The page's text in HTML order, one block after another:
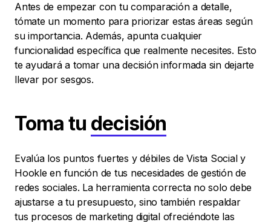
Antes de empezar con tu comparación a detalle,
tómate un momento para priorizar estas áreas según
su importancia. Además, apunta cualquier
funcionalidad específica que realmente necesites. Esto
te ayudará a tomar una decisión informada sin dejarte
llevar por sesgos.
Toma tu decisión
Evalúa los puntos fuertes y débiles de Vista Social y
Hookle en función de tus necesidades de gestión de
redes sociales. La herramienta correcta no solo debe
ajustarse a tu presupuesto, sino también respaldar
tus procesos de marketing digital ofreciéndote las